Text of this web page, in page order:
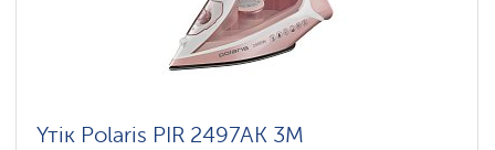
Үтік Polaris PIR 2497AK 3M